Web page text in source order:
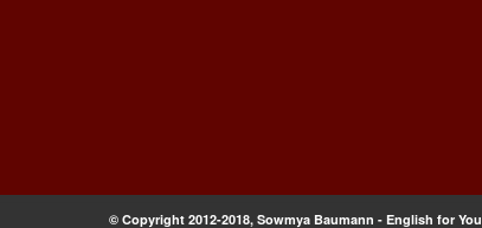
© Copyright 2012-2018, Sowmya Baumann - English for You